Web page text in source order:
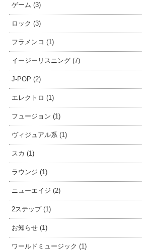
ゲーム (3)
ロック (3)
フラメンコ (1)
イージーリスニング (7)
J-POP (2)
エレクトロ (1)
フュージョン (1)
ヴィジュアル系 (1)
スカ (1)
ラウンジ (1)
ニューエイジ (2)
2ステップ (1)
お知らせ (1)
ワールドミュージック (1)